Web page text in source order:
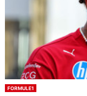
FORMULE1